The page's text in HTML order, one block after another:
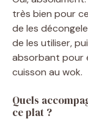
très bien pour
de les
de les utiliser,
absorbant pour
cuisson au wok.
Quels
ce plat ?